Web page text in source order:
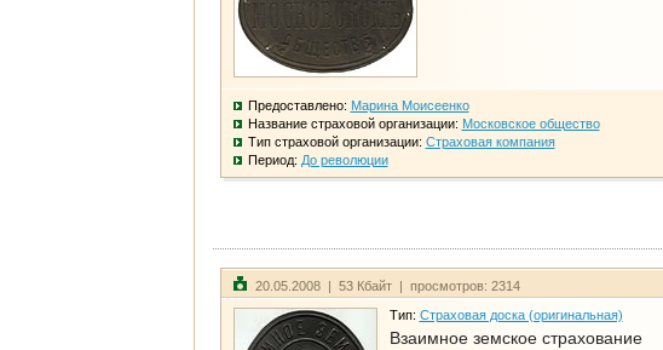
Предоставлено: Марина Моисеенко
Название страховой организации: Московское общество
Тип страховой организации: Страховая компания
Период: До революции
20.05.2008 | 53 Кбайт | просмотров: 2314
Тип: Страховая доска (оригинальная)
Взаимное земское страхование